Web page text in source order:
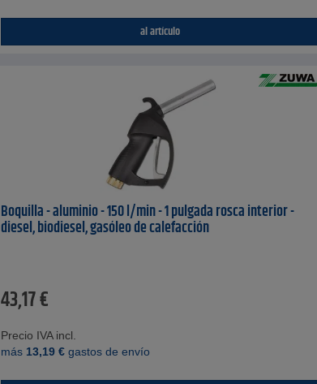
al artículo
Boquilla - aluminio - 150 l/min - 1 pulgada rosca interior -
diesel, biodiesel, gasóleo de calefacción
43,17€
Precio IVA incl.
más 13,19 € gastos de envío